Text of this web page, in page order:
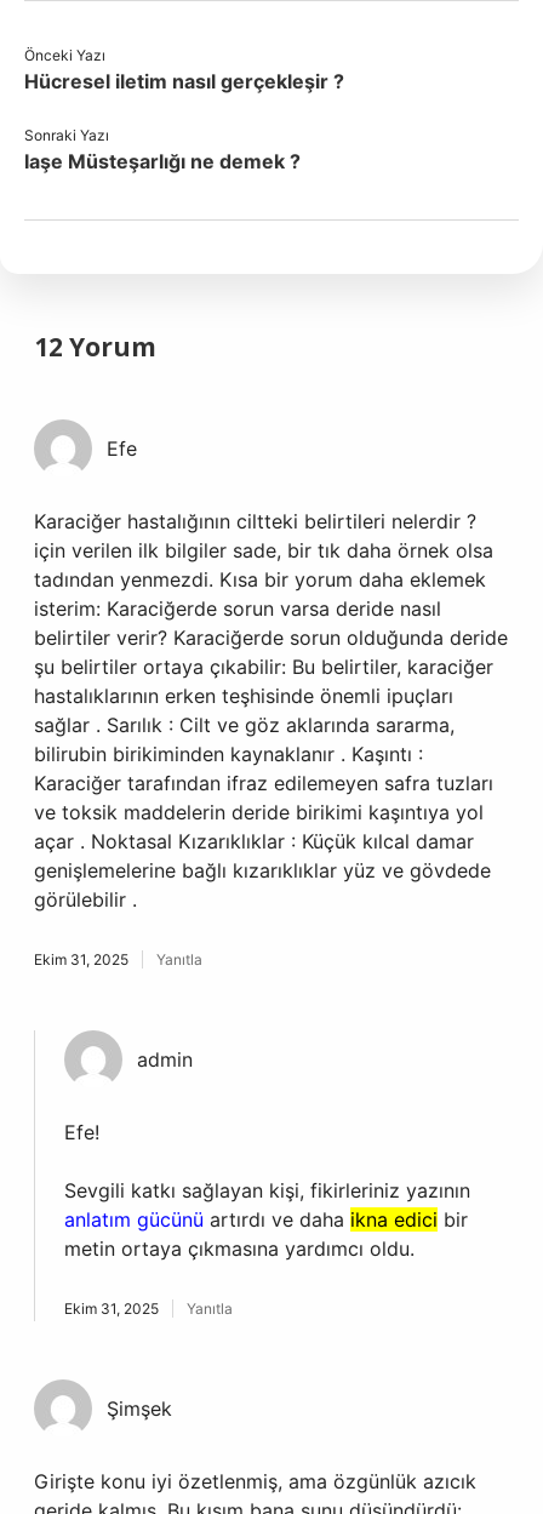
Önceki Yazı
Hücresel iletim nasıl gerçekleşir ?
Sonraki Yazı
Iaşe Müsteşarlığı ne demek ?
12 Yorum
Efe
Karaciğer hastalığının ciltteki belirtileri nelerdir ?
için verilen ilk bilgiler sade, bir tık daha örnek olsa
tadından yenmezdi. Kısa bir yorum daha eklemek
isterim: Karaciğerde sorun varsa deride nasıl
belirtiler verir? Karaciğerde sorun olduğunda deride
şu belirtiler ortaya çıkabilir: Bu belirtiler, karaciğer
hastalıklarının erken teşhisinde önemli ipuçları
sağlar . Sarılık : Cilt ve göz aklarında sararma,
bilirubin birikiminden kaynaklanır . Kaşıntı :
Karaciğer tarafından ifraz edilemeyen safra tuzları
ve toksik maddelerin deride birikimi kaşıntıya yol
açar . Noktasal Kızarıklıklar : Küçük kılcal damar
genişlemelerine bağlı kızarıklıklar yüz ve gövdede
görülebilir .
Ekim 31, 2025 Yanıtla
admin
Efe!
Sevgili katkı sağlayan kişi, fikirleriniz yazının
anlatım gücünü artırdı ve daha ikna edici bir
metin ortaya çıkmasına yardımcı oldu.
Ekim 31, 2025 Yanıtla
Şimşek
Girişte konu iyi özetlenmiş, ama özgünlük azıcık